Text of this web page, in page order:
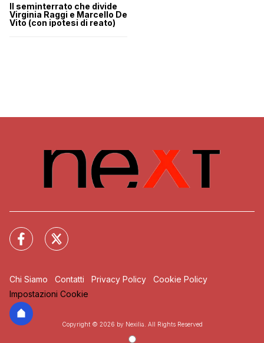
Il seminterrato che divide
Virginia Raggi e Marcello De
Vito (con ipotesi di reato)
Chi Siamo Contatti Privacy Policy
Cookie Policy
Impostazioni Cookie
Copyright © 2026 by Nexilia. All Rights Reserved